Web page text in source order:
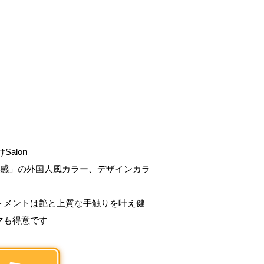
Salon
」の外国人風カラー、デザインカラ
ントは艶と上質な手触りを叶え健
も得意です